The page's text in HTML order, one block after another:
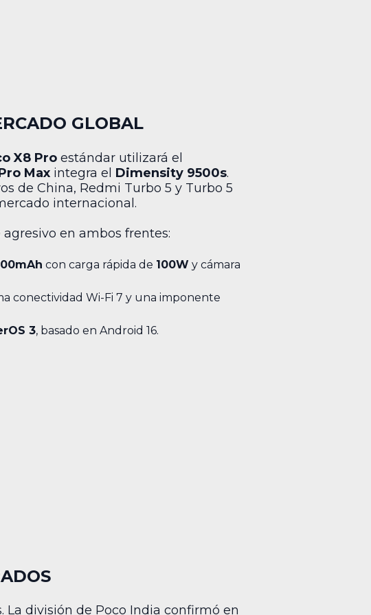
GLOBAL
X8 Pro estándar utilizará el
Max integra el Dimensity 9500s.
de China, Redmi Turbo 5 y Turbo 5
internacional.
en ambos frentes:
con carga rápida de 100W y cámara
conectividad Wi-Fi 7 y una imponente
3, basado en Android 16.
La división de Poco India confirmó en